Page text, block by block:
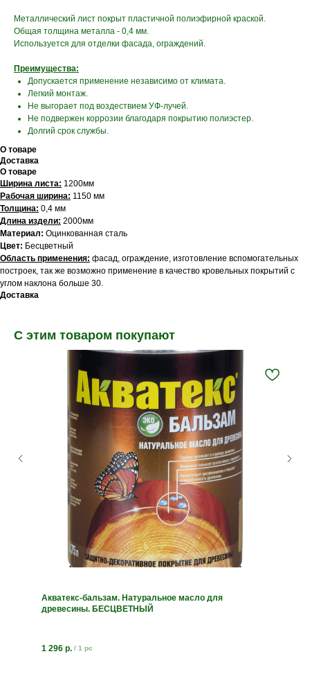
Металлический лист покрыт пластичной полиэфирной краской.
Общая толщина металла - 0,4 мм.
Используется для отделки фасада, ограждений.
Преимущества:
Допускается применение независимо от климата.
Легкий монтаж.
Не выгорает под воздествием УФ-лучей.
Не подвержен коррозии благодаря покрытию полиэстер.
Долгий срок службы.
О товаре
Доставка
О товаре
Ширина листа: 1200мм
Рабочая ширина: 1150 мм
Толщина: 0,4 мм
Длина издели: 2000мм
Материал: Оцинкованная сталь
Цвет: Бесцветный
Область применения: фасад, ограждение, изготовление вспомогательных
построек, так же возможно применение в качество кровельных покрытий с
углом наклона больше 30.
Доставка
С этим товаром покупают
Акватекс-бальзам. Натуральное масло для
древесины. БЕСЦВЕТНЫЙ
1 296 р. / 1 pc